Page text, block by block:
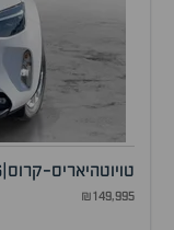
טויוטהיאריס-קרוס
₪149,995